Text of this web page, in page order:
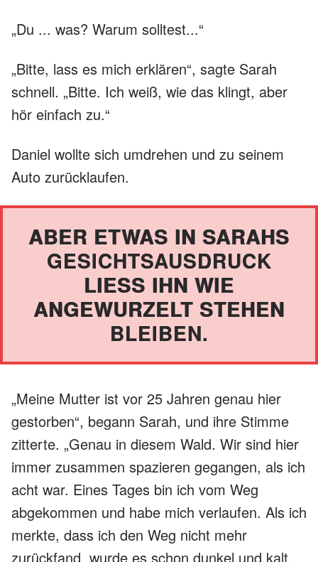
„Du ... was? Warum solltest...“
„Bitte, lass es mich erklären“, sagte Sarah
schnell. „Bitte. Ich weiß, wie das klingt, aber
hör einfach zu.“
Daniel wollte sich umdrehen und zu seinem
Auto zurücklaufen.
ABER ETWAS IN SARAHS
GESICHTSAUSDRUCK
LIESS IHN WIE A
NGEWURZELT STEHEN B
LEIBEN.
„Meine Mutter ist vor 25 Jahren genau hier
gestorben“, begann Sarah, und ihre Stimme
zitterte. „Genau in diesem Wald. Wir sind hier
immer zusammen spazieren gegangen, als ich
acht war. Eines Tages bin ich vom Weg
abgekommen und habe mich verlaufen. Als ich
merkte, dass ich den Weg nicht mehr
zurückfand, wurde es schon dunkel und kalt,